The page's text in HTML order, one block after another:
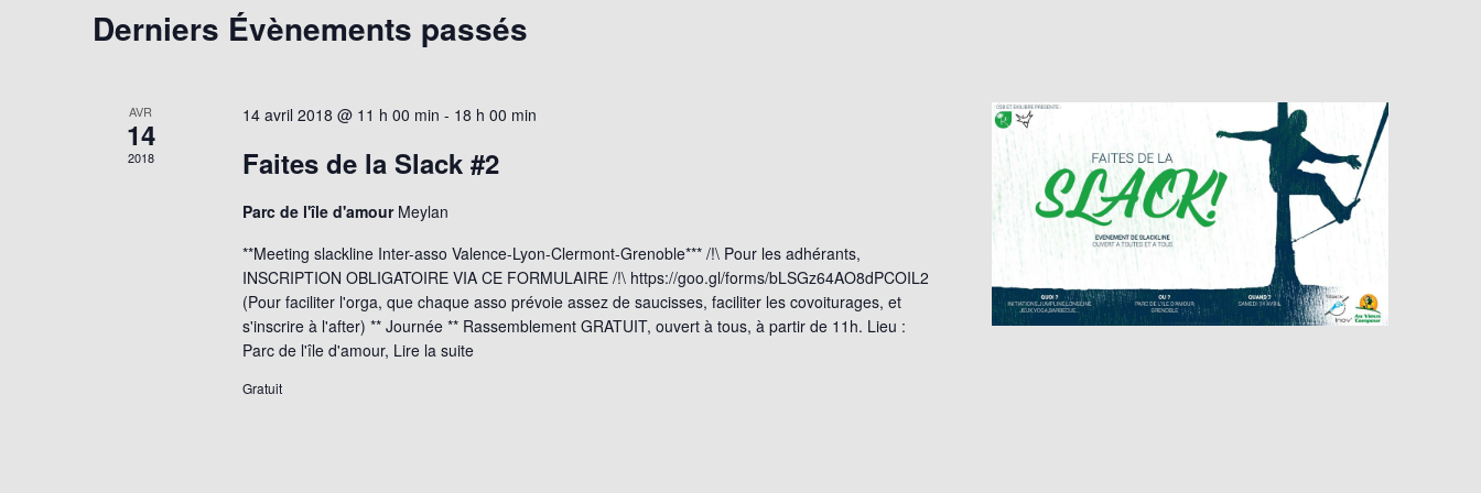
vues
Calendrier
de
Évènements
Derniers Évènements passés
AVR
14
2018
14 avril 2018 @ 11 h 00 min - 18 h 00 min
Faites de la Slack #2
Parc de l'île d'amour Meylan
**Meeting slackline Inter-asso Valence-Lyon-Clermont-Grenoble*** /!\ Pour les adhérants,
INSCRIPTION OBLIGATOIRE VIA CE FORMULAIRE /!\ https://goo.gl/forms/bLSGz64AO8dPCOIL2
(Pour faciliter l'orga, que chaque asso prévoie assez de saucisses, faciliter les covoiturages, et
s'inscrire à l'after) ** Journée ** Rassemblement GRATUIT, ouvert à tous, à partir de 11h. Lieu :
Parc de l'île d'amour, Lire la suite
Gratuit